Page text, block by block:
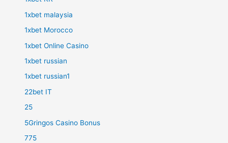
1xbet malaysia
1xbet Morocco
1xbet Online Casino
1xbet russian
1xbet russian1
22bet IT
25
5Gringos Casino Bonus
775